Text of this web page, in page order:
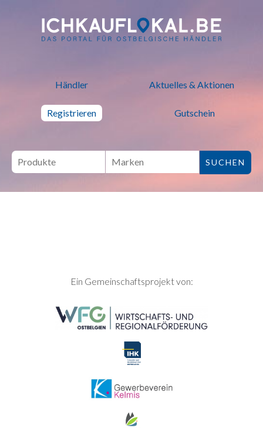
ich kauf lokal - Bei lokalen
Händler Aktuelles & Aktionen
Registrieren Gutschein
SEITENFUSSEin Gemeinschaftsprojekt von: